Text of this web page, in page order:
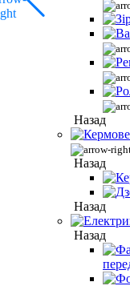
Назад
Назад
Назад
Назад